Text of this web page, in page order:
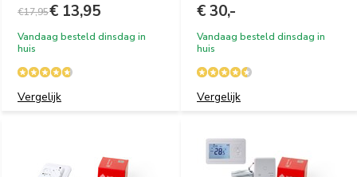
€17,95€ 13,95
Vandaag besteld dinsdag in
huis
Vergelijk
€ 30,-
Vandaag besteld dinsdag in
huis
Vergelijk